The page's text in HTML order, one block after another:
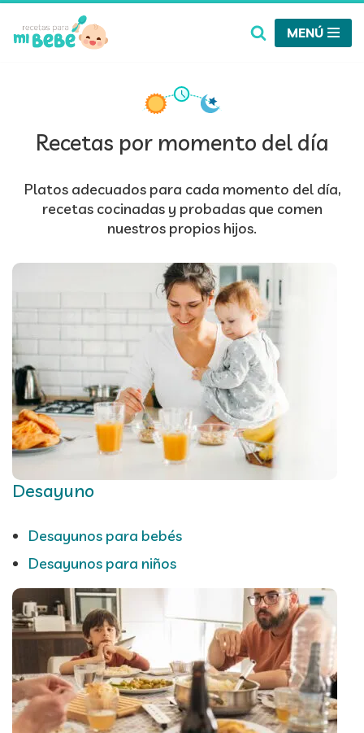
Saltar
MENÚ
Recetas por momento del día
Platos adecuados para cada momento del día,
recetas cocinadas y probadas que comen
nuestros propios hijos.
Desayuno
Desayunos para bebés
Desayunos para niños